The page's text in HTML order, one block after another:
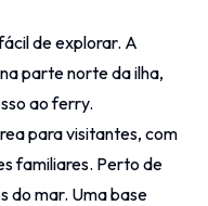
de explorar. A
parte norte da ilha,
ao ferry.
para visitantes, com
familiares. Perto de
do mar. Uma base